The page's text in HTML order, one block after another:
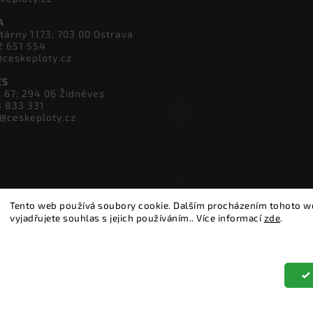
Tento web používá soubory cookie. Dalším procházením tohoto
vyjadřujete souhlas s jejich používáním.. Více informacízde.
10; 251 01 Herink
600 934
1173; 703 00 Ostrava
554
294 06 Židněves
. Všechna práva vyhrazena.